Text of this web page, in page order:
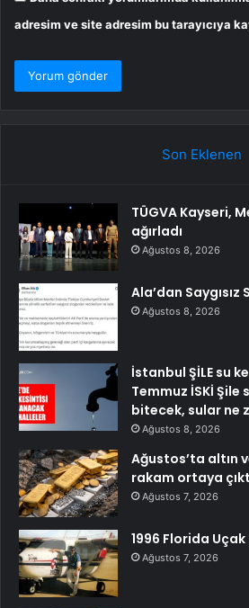
adresim ve site adresim bu tarayıcıya
Son Eklenen
TÜGVA Kayseri,
ağırladı
Ağustos 8, 2026
Ala’dan
Ağustos 8, 2026
İstanbul ŞİLE su
Temmuz İSKİ
bitecek, sular ne
Ağustos 8, 2026
Ağustos’ta altın
rakam ortaya
Ağustos 7, 2026
1996 Florida Uçak
Ağustos 7, 2026